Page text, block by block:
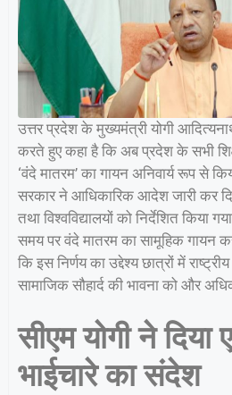
उत्तर प्रदेश के मुख्यमंत्री योगी
करते हुए कहा है कि अब प्रदेश के सभी
‘वंदे मातरम’ का गायन अनिवार्य रूप से
सरकार ने आधिकारिक आदेश जारी कर
तथा विश्वविद्यालयों को निर्देशित किया
समय पर वंदे मातरम का सामूहिक गायन
कि इस निर्णय का उद्देश्य छात्रों में
सामाजिक सौहार्द की भावना को और
सीएम योगी ने
भाईचारे का संदेश